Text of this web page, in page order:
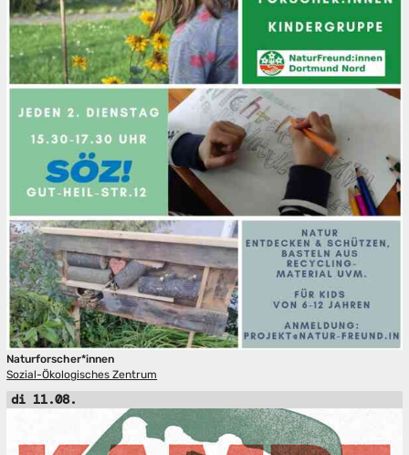
Naturforscher*innen
Sozial-Ökologisches Zentrum
di 11.08.